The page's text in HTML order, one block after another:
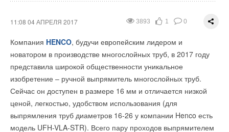
3893 1 0
11:08 04 АПРЕЛЯ 2017
Компания HENCO, будучи европейским лидером и
новатором в производстве многослойных труб, в 2017 году
представила широкой общественности уникальное
изобретение – ручной выпрямитель многослойных труб.
Сейчас он доступен в размере 16 мм и отличается низкой
ценой, легкостью, удобством использования (для
выпрямления труб диаметров 16-26 у компании Henco есть
модель UFH-VLA-STR). Всего пару проходов выпрямителем
Construction Management начала производство специальных
данных ПАО «Сбербанк» (ЦОД), расположенного в Сколково.
Специально для данного объекта были спроектированы и
изготовлены воздуховоды для ЦВУ со специальным
усилением снаружи (на выброс) и заборные воздуховоды
для ЦВУ с усилением и со сливным патрубком (для
воздухозабора), монтаж которых был успешно осуществлен
силами специалистов Mercury Construction Management.
отраслевой форум для специалистов в области
апреляв главном учебном центре компании в Химках.
Мероприятие предназначено для организаций,
осуществляющих проектирование, монтаж и сервис систем
теплоснабжения, а также их заказчиков.
Форум поможет участникам найти точки взаимодействия с
клиентами и предложить адаптивное решение,
удовлетворяющее таким критериям, как высокое качество,